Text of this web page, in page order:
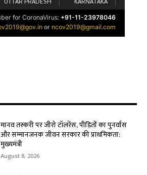
मानव तस्करी पर जीरो टॉलरेंस, पीड़ितों का पुनर्वास
और सम्मानजनक जीवन सरकार की प्राथमिकता:
मुख्यमंत्री
August 8, 2026